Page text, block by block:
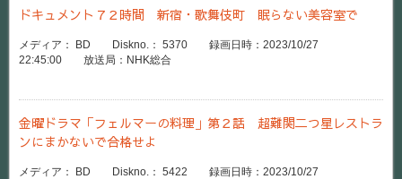
ドキュメント７２時間 新宿・歌舞伎町 眠らない美容室で
メディア： BD Diskno.： 5370 録画日時：2023/10/27
22:45:00 放送局：NHK総合
金曜ドラマ「フェルマーの料理」第２話 超難関二つ星レストラ
ンにまかないで合格せよ
メディア： BD Diskno.： 5422 録画日時：2023/10/27